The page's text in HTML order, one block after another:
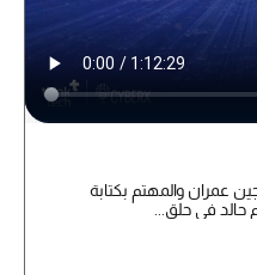
عمران والمهتم بكتابة
حالد في حلق...